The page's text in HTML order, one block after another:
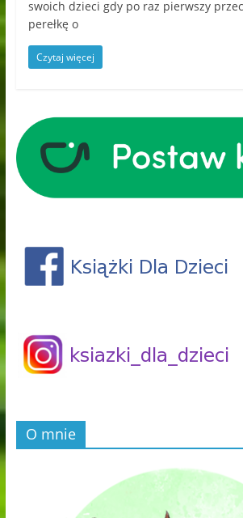
swoich dzieci gdy po raz pierwszy
perełkę o
Czytaj więcej
O mnie